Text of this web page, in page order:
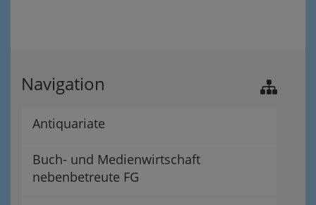
Navigation
Antiquariate
Buch- und Medienwirtschaft
nebenbetreute FG